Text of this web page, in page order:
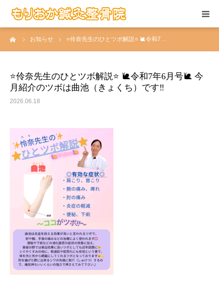
お知らせ ⭐️伶奈先生のひとツボ解説⭐️ 🐌令和7…
⭐️伶奈先生のひとツボ解説⭐️ 🐌令和7年6月号🐌 今
月紹介のツボは曲池（きょくち）です‼️
2026.06.18
当院の施術
患者さんの声
求人情報
アクセス